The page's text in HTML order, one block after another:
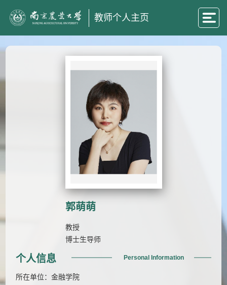
教师个人主页
郭萌萌
教授
博士生导师
个人信息 Personal Information
所在单位：金融学院